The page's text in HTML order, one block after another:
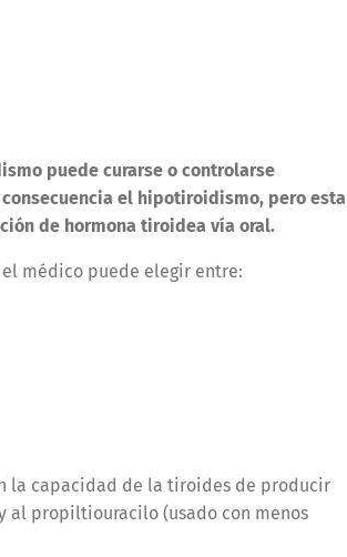
puede curarse o controlarse
el hipotiroidismo, pero esta
de hormona tiroidea vía oral.
médico puede elegir entre:
la capacidad de la tiroides de producir
al propiltiouracilo (usado con menos